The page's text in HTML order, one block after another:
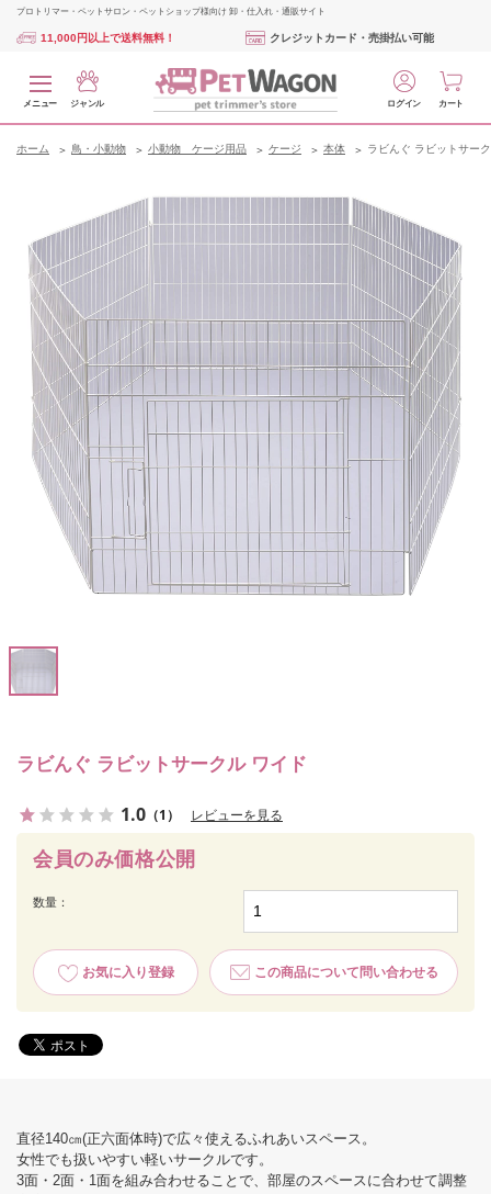
プロトリマー・ペットサロン・ペットショップ様向け 卸・仕入れ・通販サイト
11,000円以上で送料無料！ クレジットカード・売掛払い可能
メニュー ジャンル ログイン カート
ホーム 鳥・小動物 小動物 ケージ用品 ケージ 本体 ラビんぐ ラビットサー
ラビんぐ ラビットサークル ワイド
1.0 （1） レビューを見る
会員のみ価格公開
数量：
お気に入り登録 この商品について問い合わせる
直径140㎝(正六面体時)で広々使えるふれあいスペース。
女性でも扱いやすい軽いサークルです。
3面・2面・1面を組み合わせることで、部屋のスペースに合わせて調整